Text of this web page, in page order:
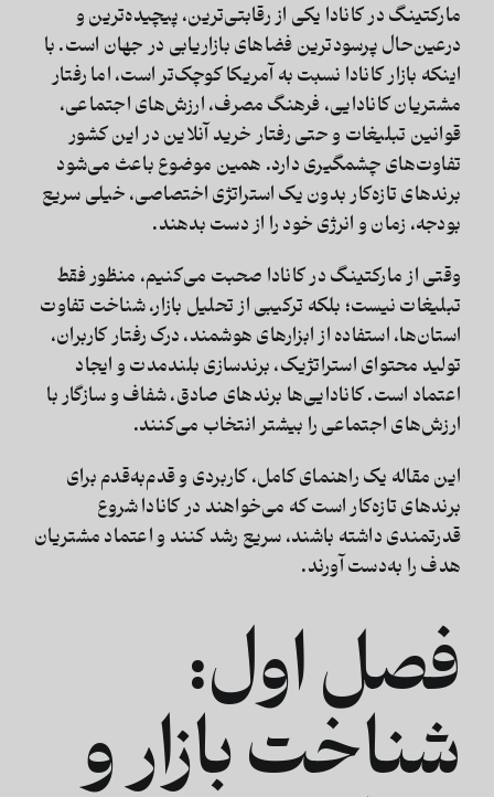
مارکتینگ در کانادا یکی از رقابتی‌ترین، پیچیده‌ترین و
درعین‌حال پرسودترین فضاهای بازاریابی در جهان است. با
اینکه بازار کانادا نسبت به آمریکا کوچک‌تر است، اما رفتار
مشتریان کانادایی، فرهنگ مصرف، ارزش‌های اجتماعی،
قوانین تبلیغات و حتی رفتار خرید آنلاین در این کشور
تفاوت‌های چشمگیری دارد. همین موضوع باعث می‌شود
برندهای تازه‌کار بدون یک استراتژی اختصاصی، خیلی سریع
بودجه، زمان و انرژی خود را از دست بدهند.
وقتی ازمارکتینگ در کانادا صحبت می‌کنیم، منظور فقط
تبلیغات نیست؛ بلکه ترکیبی از تحلیل بازار، شناخت تفاوت
استان‌ها، استفاده از ابزارهای هوشمند، درک رفتار کاربران،
تولید محتوای استراتژیک، برندسازی بلندمدت و ایجاد
اعتماد است. کانادایی‌ها برندهای صادق، شفاف و سازگار با
ارزش‌های اجتماعی را بیشتر انتخاب می‌کنند.
این مقاله یکراهنمای کامل، کاربردی و قدم‌به‌قدمبرای
برندهای تازه‌کار است که می‌خواهند در کانادا شروع
قدرتمندی داشته باشند، سریع رشد کنند و اعتماد مشتریان
هدف را به‌دست آورند.
فصل اول:
شناخت بازار و